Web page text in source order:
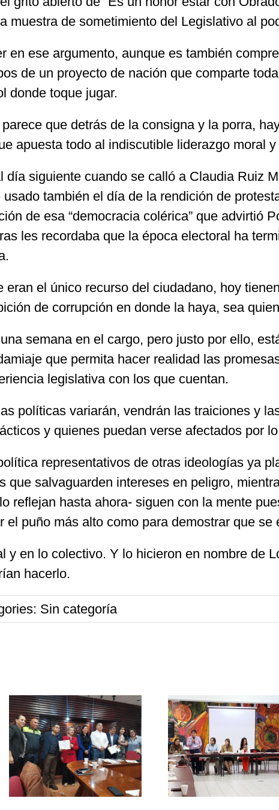
muestra de sometimiento del Legislativo al
en ese argumento, aunque es también
de un proyecto de nación que comparte
donde toque jugar.
que detrás de la consigna y la porra,
apuesta todo al indiscutible liderazgo moral
día siguiente cuando se calló a Claudia Ruiz
también el día de la rendición de
de esa “democracia colérica” que advirtió
les recordaba que la época electoral ha
eran el único recurso del ciudadano, hoy
de corrupción en donde la haya, sea
semana en el cargo, pero justo por ello,
que permita hacer realidad las
legislativa con los que cuentan.
políticas variarán, vendrán las traiciones y
y quienes puedan verse afectados por
representativos de otras ideologías ya
que salvaguarden intereses en peligro,
reflejan hasta ahora- siguen con la mente
el puño más alto como para demostrar que
y en lo colectivo. Y lo hicieron en nombre de
hacerlo.
Sin categoría